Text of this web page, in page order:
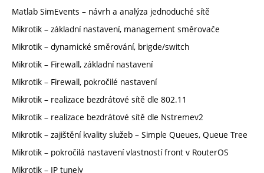
Matlab SimEvents – návrh a analýza jednoduché sítě
Mikrotik – základní nastavení, management směrovače
Mikrotik – dynamické směrování, brigde/switch
Mikrotik – Firewall, základní nastavení
Mikrotik – Firewall, pokročilé nastavení
Mikrotik – realizace bezdrátové sítě dle 802.11
Mikrotik – realizace bezdrátové sítě dle Nstremev2
Mikrotik – zajištění kvality služeb – Simple Queues, Queue Tree
Mikrotik – pokročilá nastavení vlastností front v RouterOS
Mikrotik – IP tunely